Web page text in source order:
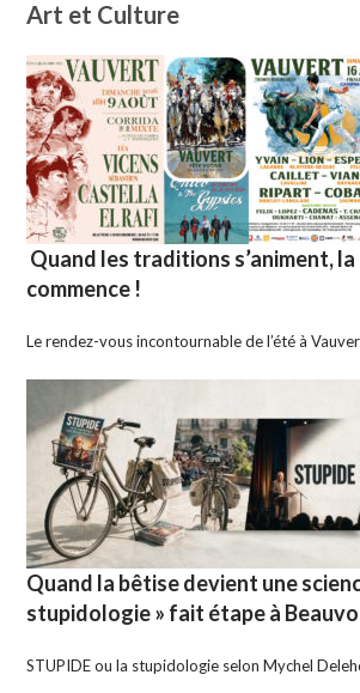
Art et Culture
Quand les traditions s’animent,
commence !
Le rendez-vous incontournable de l’été à
Quand la bêtise devient une
stupidologie » fait étape à
STUPIDE ou la stupidologie selon Mychel